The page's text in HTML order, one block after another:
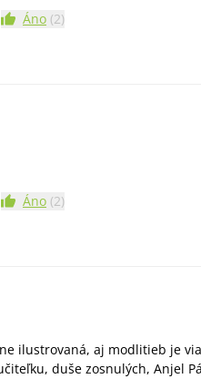
Áno (2)
Áno (2)
ilustrovaná, aj modlitieb je
duše zosnulých, Anjel